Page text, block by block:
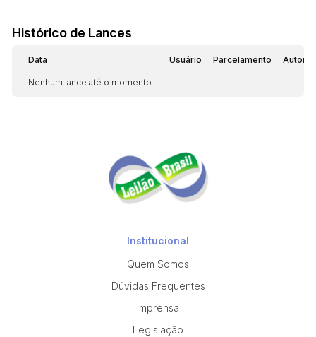
Histórico de Lances
Data Usuário Parcelamento
Nenhum lance até o momento
Institucional
Quem Somos
Dúvidas Frequentes
Imprensa
Legislação